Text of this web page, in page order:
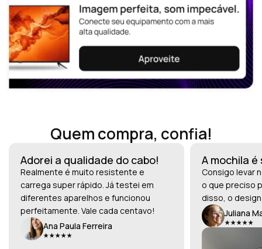
Quem compra, confia!
Adorei a qualidade do cabo!
Realmente é muito resistente e
carrega super rápido. Já testei em
diferentes aparelhos e funcionou
perfeitamente. Vale cada centavo!
Ana Paula Ferreira
A mochila
Consigo levar
o que preciso
disso, o
Juliana